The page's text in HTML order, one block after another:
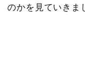
のかを見ていきま